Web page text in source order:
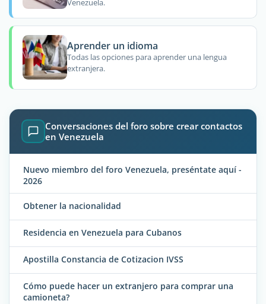
Venezuela.
Aprender un idioma
Todas las opciones para aprender una lengua
extranjera.
Conversaciones del foro sobre crear contactos
en Venezuela
Nuevo miembro del foro Venezuela, preséntate aquí -
2026
Obtener la nacionalidad
Residencia en Venezuela para Cubanos
Apostilla Constancia de Cotizacion IVSS
Cómo puede hacer un extranjero para comprar una
camioneta?